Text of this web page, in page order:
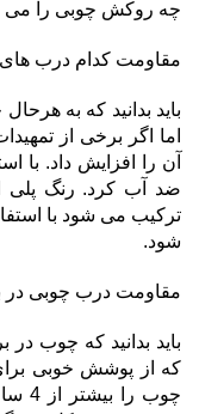
چه روکش چوبی را می
مقاومت کدام درب
باید بدانید که به
اما اگر برخی از
آن را افزایش داد. با
ضد آب کرد. رنگ پلی
ترکیب می شود با
شود.
مقاومت درب چوبی در
باید بدانید که چوب در
که از پوشش خوبی